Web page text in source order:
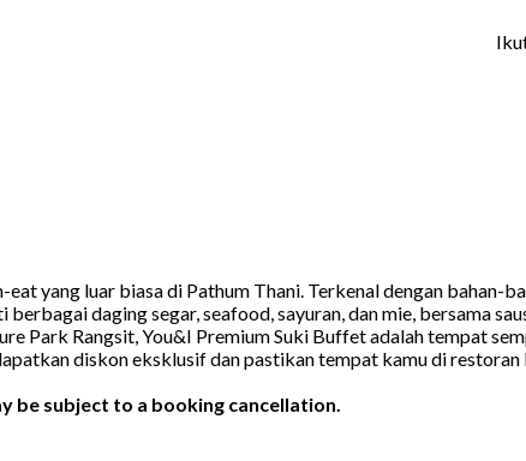
yang luar biasa di Pathum Thani. Terkenal dengan bahan-
daging segar, seafood, sayuran, dan mie, bersama
Park Rangsit, You&I Premium Suki Buffet adalah tempat
diskon eksklusif dan pastikan tempat kamu di
be subject to a booking cancellation.